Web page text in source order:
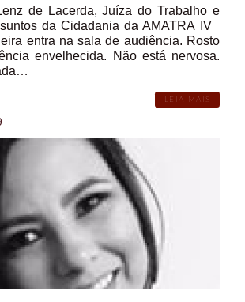
de Lacerda, Juíza do Trabalho e
da Cidadania da AMATRA IV
entra na sala de audiência. Rosto
envelhecida. Não está nervosa.
LEIA MAIS